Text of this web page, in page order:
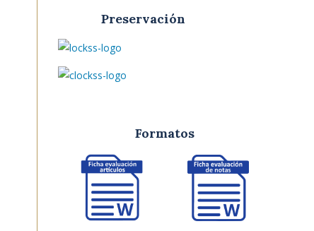
Preservación
Formatos